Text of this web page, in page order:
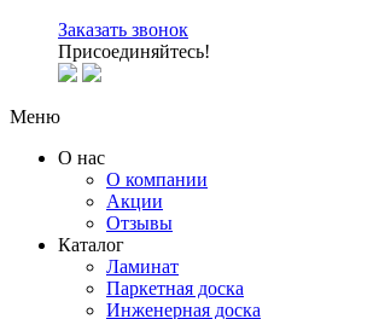
Заказать звонок
Присоединяйтесь!
Меню
О нас
О компании
Акции
Отзывы
Каталог
Ламинат
Паркетная доска
Инженерная доска